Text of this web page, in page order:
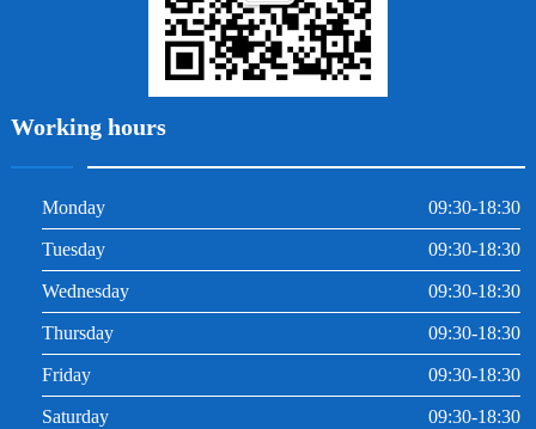
Working hours
Monday 09:30-18:30
Tuesday 09:30-18:30
Wednesday 09:30-18:30
Thursday 09:30-18:30
Friday 09:30-18:30
Saturday 09:30-18:30